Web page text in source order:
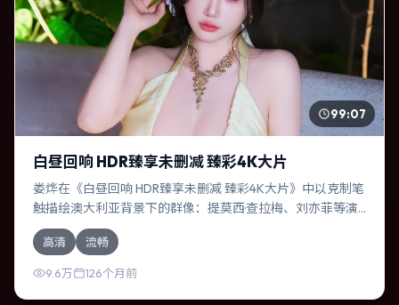
99:07
白昼回响 HDR臻享未删减 臻彩4K大片
娄烨在《白昼回响 HDR臻享未删减 臻彩4K大片》中以克制笔
触描绘澳大利亚背景下的群像：提莫西·查拉梅、刘亦菲等演
员层次丰富。作为一部犯罪作品，故事从日常裂缝切入，逐
步推向不可逆转的结局；视听语言统一，情感落点克制有
力。
高清 流畅
9.6万 126个月前